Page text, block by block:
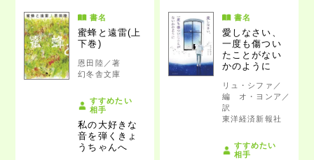
書名
蜜蜂と遠雷(上
下巻)
恩田陸／著
幻冬舎文庫
すすめたい
相手
私の大好きな
音を弾くきょ
うちゃんへ
書名
愛しなさい、
一度も傷つい
たことがない
かのように
リュ・シファ／
編 オ・ヨンア／
訳
東洋経済新報社
すすめたい
相手